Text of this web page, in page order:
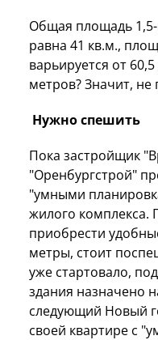
Общая площадь
равна 41 кв.м.,
варьируется от
метров? Значит, не
Нужно спешить
Пока застройщик
"Оренбургстрой"
"умными
жилого комплекса.
приобрести
метры, стоит
уже стартовало,
здания назначено
следующий Новый
своей квартире с